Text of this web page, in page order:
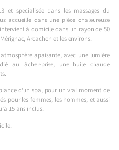
et spécialisée dans les massages du
accueille dans une pièce chaleureuse
à domicile dans un rayon de 50
Arcachon et les environs.
apaisante, avec une lumière
au lâcher-prise, une huile chaude
d’un spa, pour un vrai moment de
pour les femmes, les hommes, et aussi
15 ans inclus.